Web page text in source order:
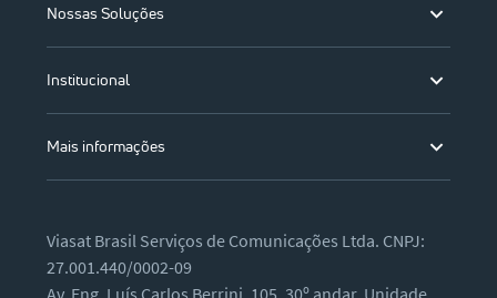
Nossas Soluções
Institucional
Mais informações
Viasat Brasil Serviços de Comunicações Ltda. CNPJ:
27.001.440/0002-09
Av. Eng. Luís Carlos Berrini, 105, 30º andar, Unidade